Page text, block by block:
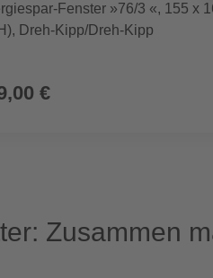
Fenster »76/3 «, 155 x
Dreh-Kipp/Dreh-Kipp
€
Zusammen